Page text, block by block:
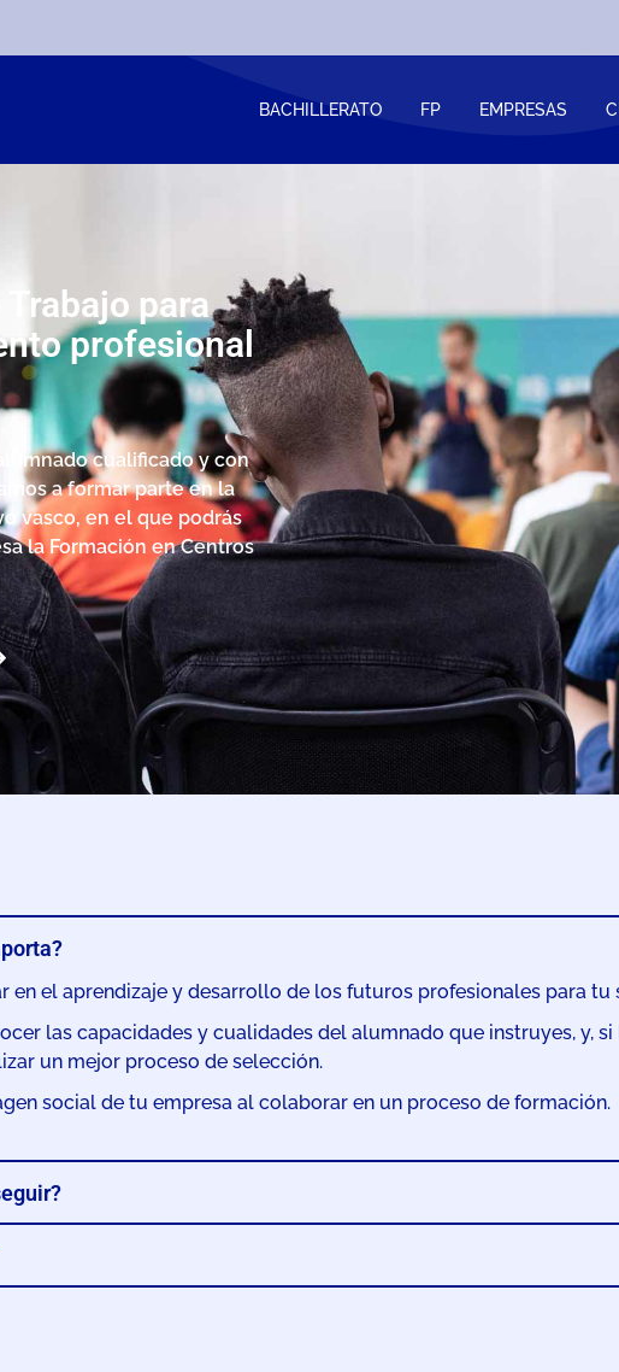
BACHILLERATO FP EMPRESAS
para
profesional
cualificado y con
a formar parte en la
vasco, en el que podrás
la Formación en Centros
en el aprendizaje y desarrollo de los futuros profesionales para tu
las capacidades y cualidades del alumnado que instruyes, y, si
un mejor proceso de selección.
social de tu empresa al colaborar en un proceso de formación.